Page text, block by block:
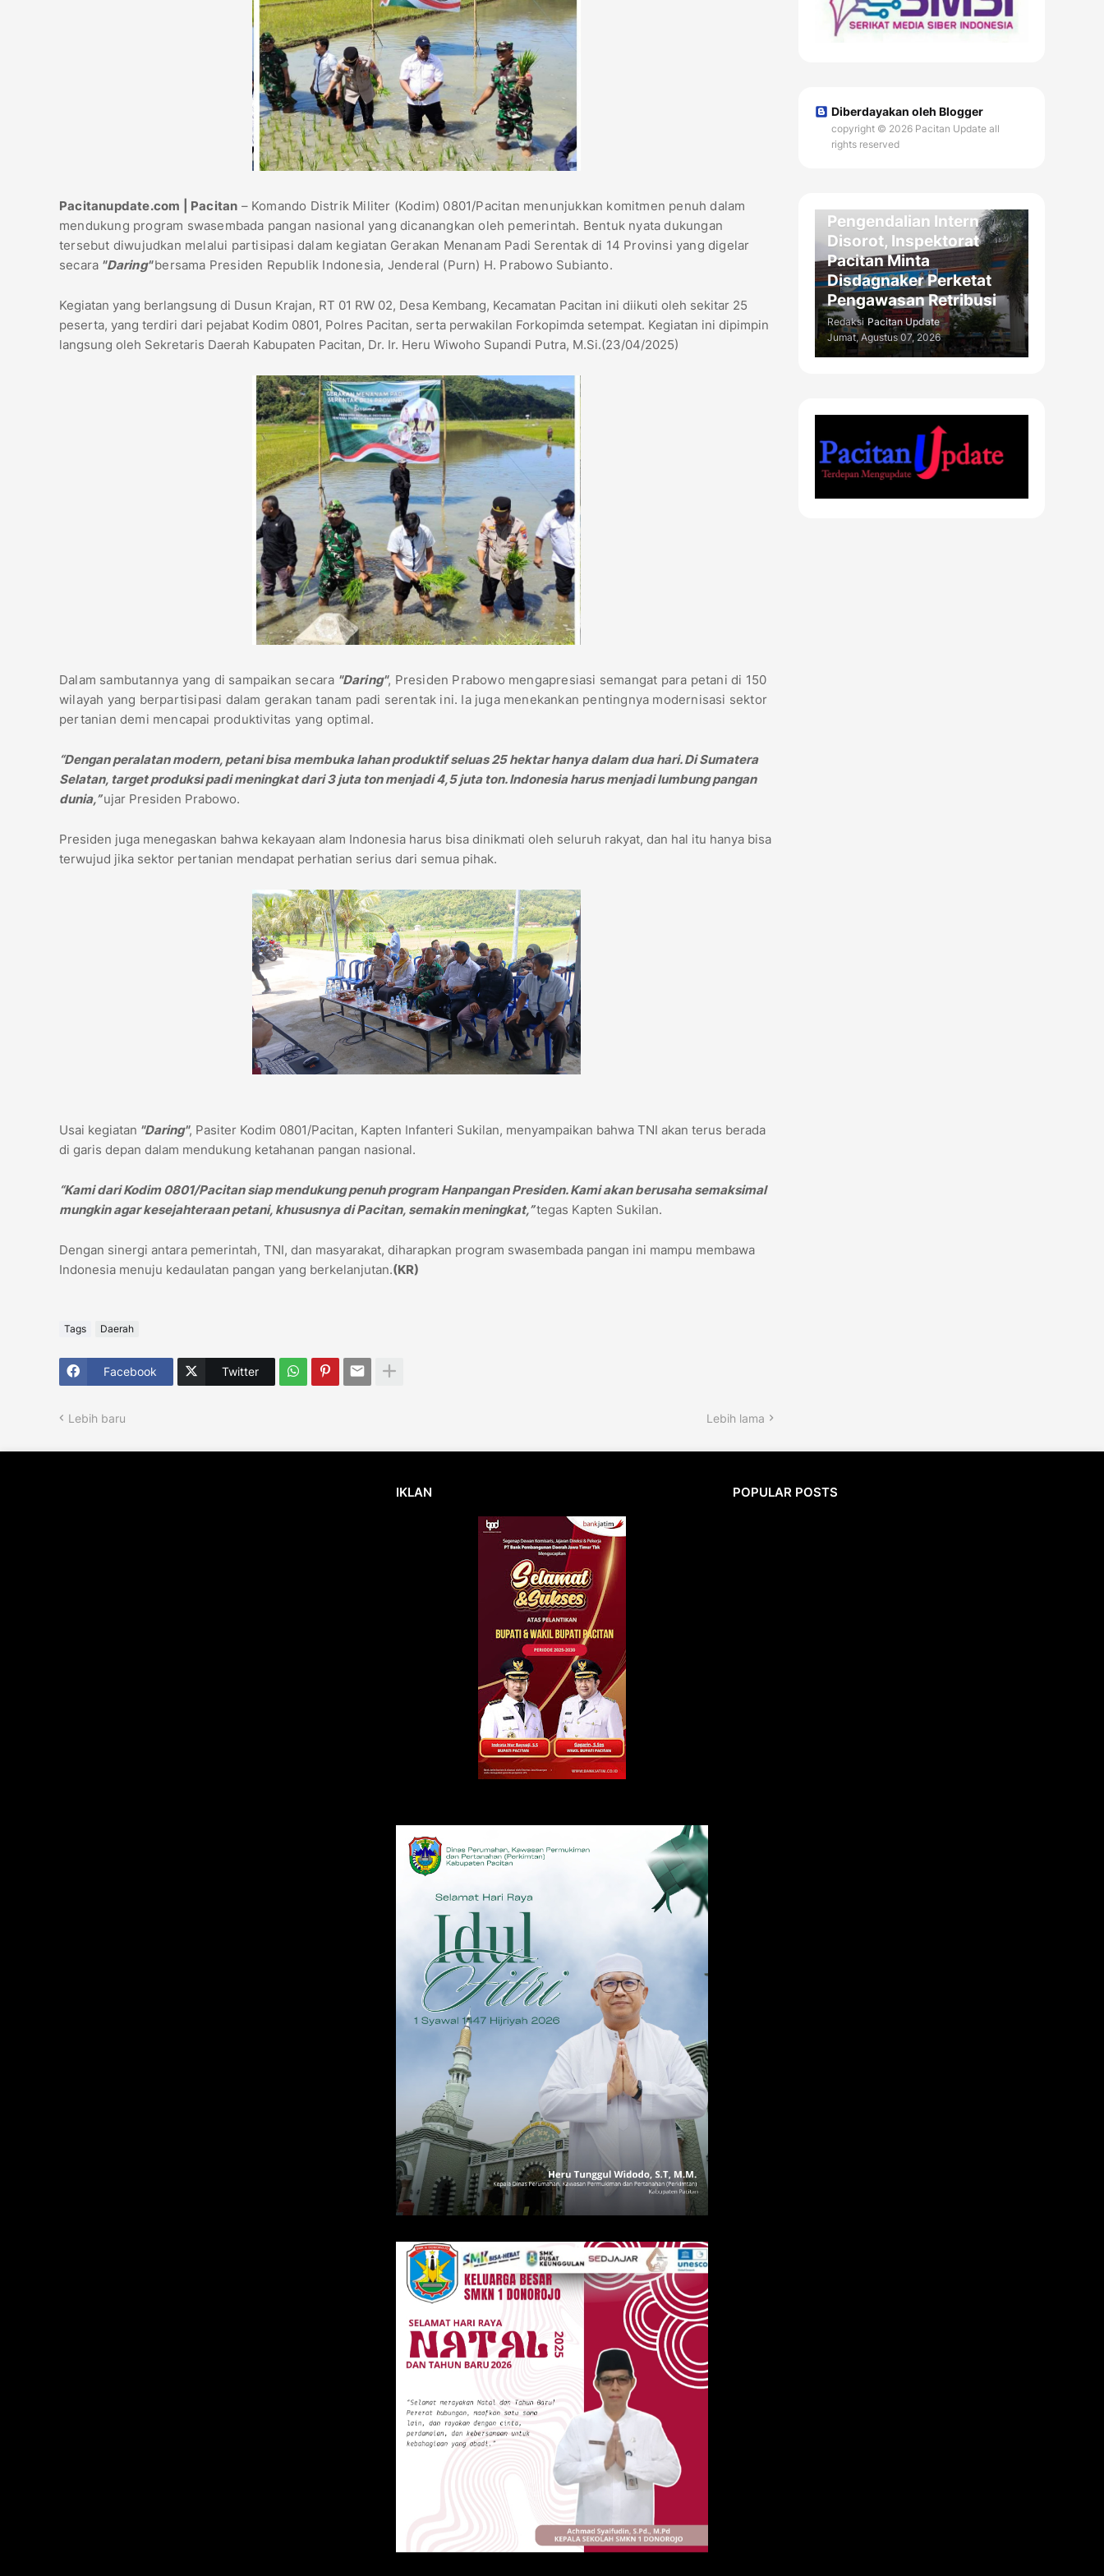
Pacitanupdate.com | Pacitan – Komando Distrik Militer (Kodim) 0801/Pacitan menunjukkan komitmen penuh dalam
mendukung program swasembada pangan nasional yang dicanangkan oleh pemerintah. Bentuk nyata dukungan
tersebut diwujudkan melalui partisipasi dalam kegiatan Gerakan Menanam Padi Serentak di 14 Provinsi yang digelar
secara "Daring"bersama Presiden Republik Indonesia, Jenderal (Purn) H. Prabowo Subianto.
Kegiatan yang berlangsung di Dusun Krajan, RT 01 RW 02, Desa Kembang, Kecamatan Pacitan ini diikuti oleh sekitar 25
peserta, yang terdiri dari pejabat Kodim 0801, Polres Pacitan, serta perwakilan Forkopimda setempat. Kegiatan ini dipimpin
langsung oleh Sekretaris Daerah Kabupaten Pacitan, Dr. Ir. Heru Wiwoho Supandi Putra, M.Si.(23/04/2025)
Dalam sambutannya yang di sampaikan secara "Daring", Presiden Prabowo mengapresiasi semangat para petani di 150
wilayah yang berpartisipasi dalam gerakan tanam padi serentak ini. Ia juga menekankan pentingnya modernisasi sektor
pertanian demi mencapai produktivitas yang optimal.
“Dengan peralatan modern, petani bisa membuka lahan produktif seluas 25 hektar hanya dalam dua hari. Di Sumatera
Selatan, target produksi padi meningkat dari 3 juta ton menjadi 4,5 juta ton. Indonesia harus menjadi lumbung pangan
dunia,”ujar Presiden Prabowo.
Presiden juga menegaskan bahwa kekayaan alam Indonesia harus bisa dinikmati oleh seluruh rakyat, dan hal itu hanya bisa
terwujud jika sektor pertanian mendapat perhatian serius dari semua pihak.
Usai kegiatan "Daring", Pasiter Kodim 0801/Pacitan, Kapten Infanteri Sukilan, menyampaikan bahwa TNI akan terus berada
di garis depan dalam mendukung ketahanan pangan nasional.
“Kami dari Kodim 0801/Pacitan siap mendukung penuh program Hanpangan Presiden. Kami akan berusaha semaksimal
mungkin agar kesejahteraan petani, khususnya di Pacitan, semakin meningkat,”tegas Kapten Sukilan.
Dengan sinergi antara pemerintah, TNI, dan masyarakat, diharapkan program swasembada pangan ini mampu membawa
Indonesia menuju kedaulatan pangan yang berkelanjutan.(KR)
Tags Daerah
Facebook Twitter
Lebih baru Lebih lama
Diberdayakan oleh Blogger
copyright © 2026 Pacitan Update all
rights reserved
Pengendalian Intern
Disorot, Inspektorat
Pacitan Minta
Disdagnaker Perketat
Pengawasan Retribusi
Redaksi Pacitan Update
Jumat, Agustus 07, 2026
IKLAN POPULAR POSTS